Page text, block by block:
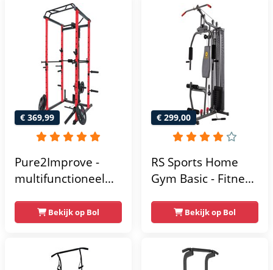
krachtstation voor
thuis - Compact en
multifunctioneel -
Incl. gratis fitness
€ 369,99
Pure2Improve -
multifunctioneel
krachtstation -
home gym -
215x111x142
Bekijk op Bol
€ 299,00
RS Sports Home
Gym Basic - Fitness
Bekijk op Bol